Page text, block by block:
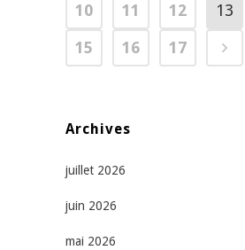
10
11 12 13
15
16 17
Archives
juillet 2026
juin 2026
mai 2026